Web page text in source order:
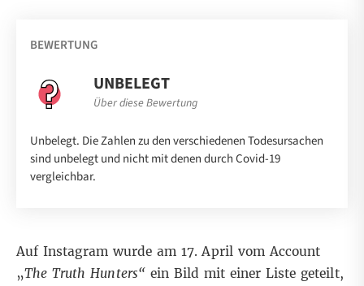
BEWERTUNG
UNBELEGT
Über diese Bewertung
Unbelegt. Die Zahlen zu den verschiedenen Todesursachen
sind unbelegt und nicht mit denen durch Covid-19
vergleichbar.
Auf Instagram wurde am 17. April vom Account
„The Truth Hunters“ ein Bild mit einer Liste geteilt,